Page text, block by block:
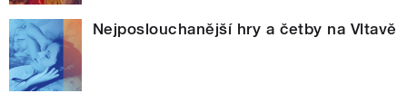
Nejposlouchanější hry a četby na Vltavě